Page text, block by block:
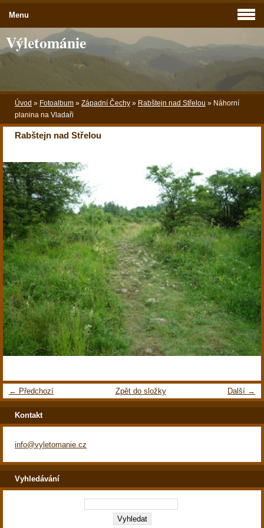
Výletománie
Úvod » Fotoalbum » Západní Čechy » Rabštejn nad Střelou » Náhorní
planina na Vladaři
Rabštejn nad Střelou
← Předchozí Další →
Zpět do složky
Menu
Kontakt
info@vyletomanie.cz
Vyhledávání